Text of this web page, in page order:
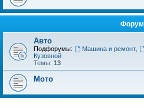
Форум
Авто
Подфорумы: Машина и ремонт,
Кузовной
Темы: 13
Мото